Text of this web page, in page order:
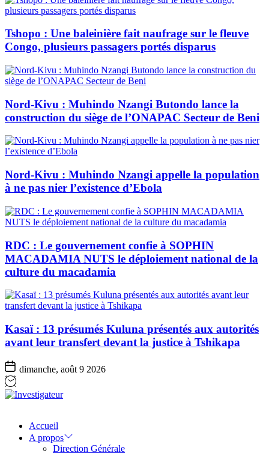
Tshopo : Une baleinière fait naufrage sur le fleuve
Congo, plusieurs passagers portés disparus
Nord-Kivu : Muhindo Nzangi Butondo lance la
construction du siège de l’ONAPAC Secteur de Beni
Nord-Kivu : Muhindo Nzangi appelle la population
à ne pas nier l’existence d’Ebola
RDC : Le gouvernement confie à SOPHIN
MACADAMIA NUTS le déploiement national de la
culture du macadamia
Kasaï : 13 présumés Kuluna présentés aux autorités
avant leur transfert devant la justice à Tshikapa
dimanche, août 9 2026
Accueil
A propos
Direction Générale